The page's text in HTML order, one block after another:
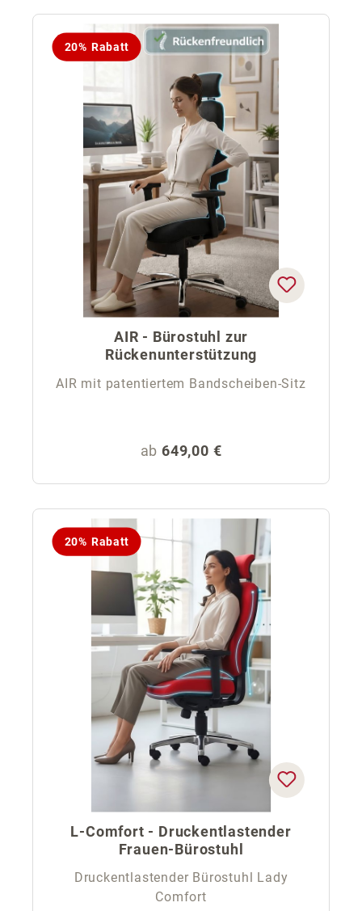
20% Rabatt
AIR - Bürostuhl zur
Rückenunterstützung
AIR mit patentiertem Bandscheiben-Sitz
Regulärer Preis:
ab 649,00 €
20% Rabatt
L-Comfort - Druckentlastender
Frauen-Bürostuhl
Druckentlastender Bürostuhl Lady
Comfort